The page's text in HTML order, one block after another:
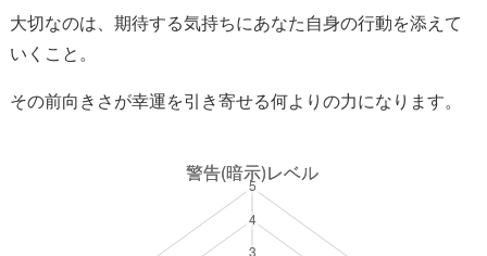
大切なのは、期待する気持ちにあなた自身の行動を添えて
いくこと。
その前向きさが幸運を引き寄せる何よりの力になります。